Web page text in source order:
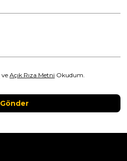
ve Açık Rıza Metni Okudum.
Gönder